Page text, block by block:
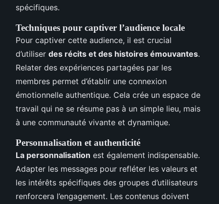
spécifiques.
Techniques pour captiver l’audience locale
Pour captiver cette audience, il est crucial
d’utiliser des récits et des histoires émouvantes.
Relater des expériences partagées par les
membres permet d’établir une connexion
émotionnelle authentique. Cela crée un espace de
travail qui ne se résume pas à un simple lieu, mais
à une communauté vivante et dynamique.
Personnalisation et authenticité
La personnalisation est également indispensable.
Adapter les messages pour refléter les valeurs et
les intérêts spécifiques des groupes d’utilisateurs
renforcera l’engagement. Les contenus doivent